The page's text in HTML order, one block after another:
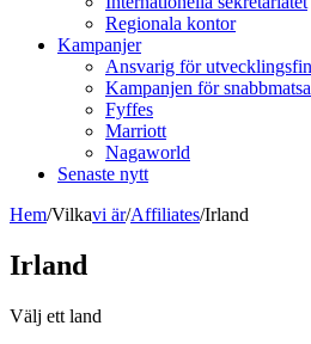
Regionala kontor
Kampanjer
Ansvarig för
Kampanjen för
Fyffes
Marriott
Nagaworld
Senaste nytt
Hem/Vilkavi är/Affiliates/Irland
Irland
Välj ett land